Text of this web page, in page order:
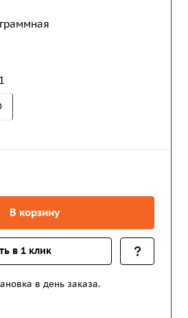
1
В корзину
в 1 клик
в день заказа.